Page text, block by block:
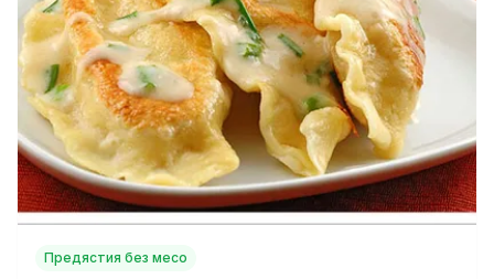
Предястия без месо